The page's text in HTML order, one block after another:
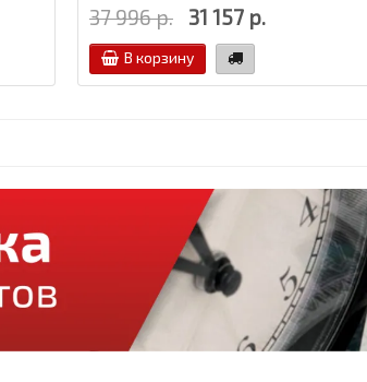
37 996 р. 31 157 р.
В корзину